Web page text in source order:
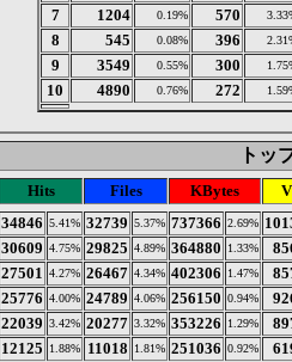
7 1204 0.19% 570
8 545 0.08% 396
9 3549 0.55% 300
10 4890 0.76% 272
トッ
Hits Files KBytes
34846 5.41% 32739 5.37% 737366 2.69%
30609 4.75% 29825 4.89% 364880 1.33%
27501 4.27% 26467 4.34% 402306 1.47%
25776 4.00% 24789 4.06% 256150 0.94%
22039 3.42% 20277 3.32% 353226 1.29%
12125 1.88% 11018 1.81% 251036 0.92%